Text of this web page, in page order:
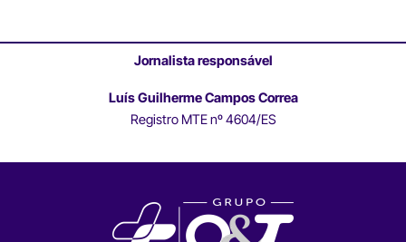
Jornalista responsável
Luís Guilherme Campos Correa
Registro MTE nº 4604/ES